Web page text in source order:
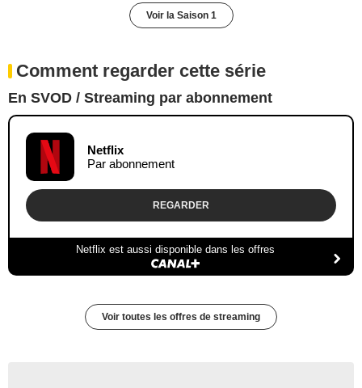
Voir la Saison 1
Comment regarder cette série
En SVOD / Streaming par abonnement
Netflix
Par abonnement
REGARDER
Netflix est aussi disponible dans les offres
Voir toutes les offres de streaming